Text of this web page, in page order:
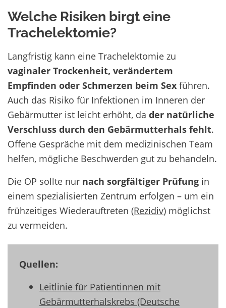
Welche Risiken birgt eine
Trachelektomie?
Langfristig kann eine Trachelektomie zu
vaginaler Trockenheit, verändertem
Empfinden oder Schmerzen beim Sex führen.
Auch das Risiko für Infektionen im Inneren der
Gebärmutter ist leicht erhöht, da der natürliche
Verschluss durch den Gebärmutterhals fehlt.
Offene Gespräche mit dem medizinischen Team
helfen, mögliche Beschwerden gut zu behandeln.
Die OP sollte nur nach sorgfältiger Prüfung in
einem spezialisierten Zentrum erfolgen – um ein
frühzeitiges Wiederauftreten (Rezidiv) möglichst
zu vermeiden.
Quellen:
Leitlinie für Patientinnen mit
Gebärmutterhalskrebs (Deutsche